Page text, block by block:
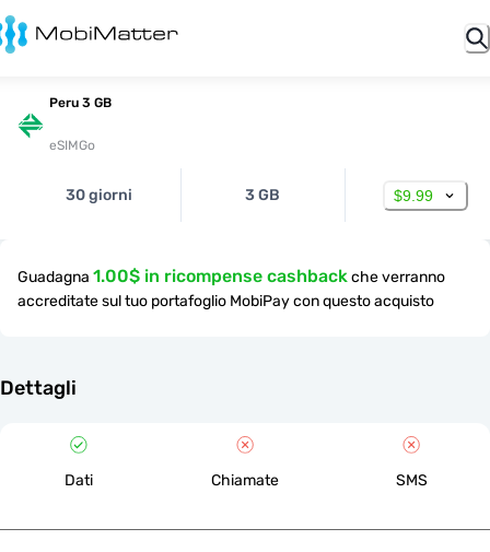
Peru 3 GB
eSIMGo
30 giorni 3 GB $9.99
Guadagna 1.00$ in ricompense cashbackche verranno
accreditate sul tuo portafoglio MobiPay con questo acquisto
Dettagli
Dati Chiamate SMS